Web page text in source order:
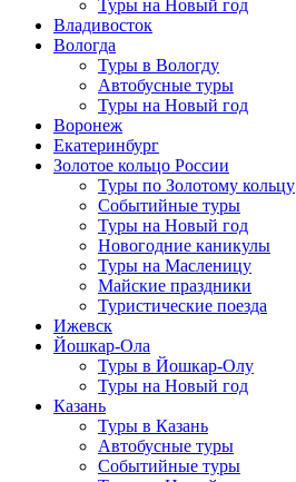
Туры на Новый год
Владивосток
Вологда
Туры в Вологду
Автобусные туры
Туры на Новый год
Воронеж
Екатеринбург
Золотое кольцо России
Туры по Золотому кольцу
Событийные туры
Туры на Новый год
Новогодние каникулы
Туры на Масленицу
Майские праздники
Туристические поезда
Ижевск
Йошкар-Ола
Туры в Йошкар-Олу
Туры на Новый год
Казань
Туры в Казань
Автобусные туры
Событийные туры